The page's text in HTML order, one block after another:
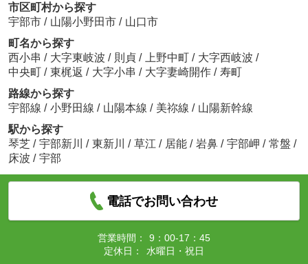
市区町村から探す
宇部市 / 山陽小野田市 / 山口市
町名から探す
西小串 / 大字東岐波 / 則貞 / 上野中町 / 大字西岐波 /
中央町 / 東梶返 / 大字小串 / 大字妻崎開作 / 寿町
路線から探す
宇部線 / 小野田線 / 山陽本線 / 美祢線 / 山陽新幹線
駅から探す
琴芝 / 宇部新川 / 東新川 / 草江 / 居能 / 岩鼻 / 宇部岬 / 常盤 /
床波 / 宇部
電話でお問い合わせ
営業時間：
9：00-17：45
定休日：
水曜日・祝日